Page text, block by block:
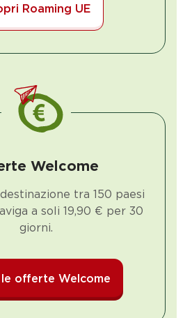
Roaming UE
Welcome
tra 150 paesi
a soli 19,90 € per 30
giorni.
offerte Welcome